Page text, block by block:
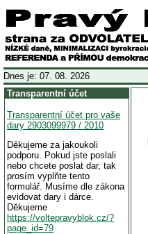
Dnes je: 07. 08. 2026
Transparentní účet
Transparentní účet pro vaše
dary 2903099979 / 2010
Děkujeme za jakoukoli
podporu. Pokud jste poslali
nebo chcete poslat dar, tak
prosím vyplňte tento
formulář. Musíme dle zákona
evidovat dary i dárce.
Děkujeme
https://voltepravyblok.cz/?
page_id=79